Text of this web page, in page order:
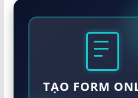
TẠO FORM